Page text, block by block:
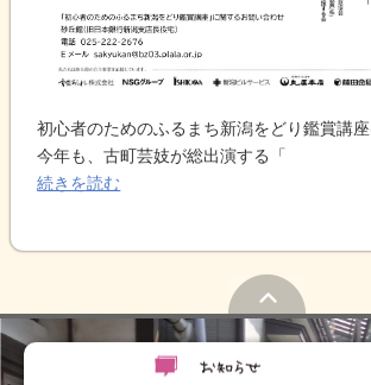
初心者のためのふるまち新潟をどり鑑賞講
今年も、古町芸妓が総出演する「
続きを読む